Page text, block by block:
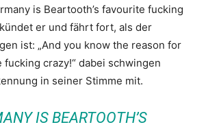
is Beartooth’s favourite fucking
er und fährt fort, als der
ist: „And you know the reason for
fucking crazy!“ dabei schwingen
in seiner Stimme mit.
IS BEARTOOTH’S